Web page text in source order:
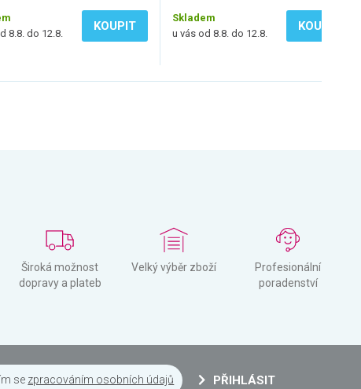
8.8. do 12.8.
KOUPIT
Skladem
u vás od 8.8. do 12.8.
KOUPIT
Široká možnost
dopravy a plateb
Velký výběr zboží
Profesionální
poradenství
se zpracováním osobních údajů PŘIHLÁSIT